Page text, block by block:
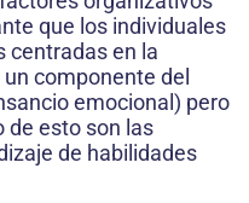
que los individuales
centradas en la
componente del
emocional) pero
de esto son las
de habilidades